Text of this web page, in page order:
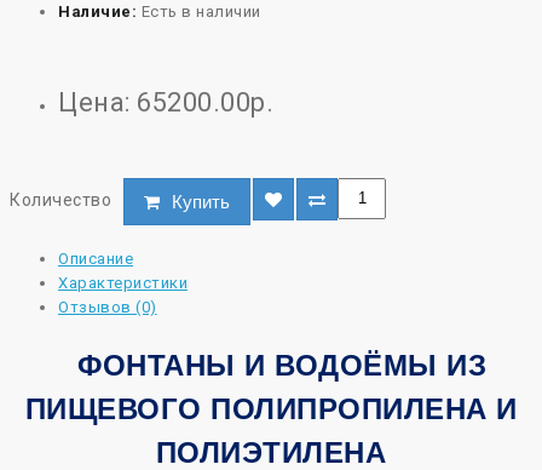
Наличие: Есть в наличии
Цена: 65200.00р.
Количество Купить
Описание
Характеристики
Отзывов (0)
ФОНТАНЫ И ВОДОЁМЫ ИЗ
ПИЩЕВОГО ПОЛИПРОПИЛЕНА И
ПОЛИЭТИЛЕНА